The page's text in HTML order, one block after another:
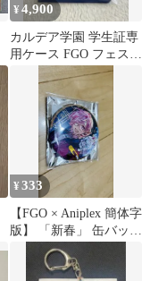
¥4,900
カルデア学園 学生証専
用ケース FGO フェス
カードケース
¥333
【FGO × Aniplex 簡体字
版】 「新春」 缶バッジ